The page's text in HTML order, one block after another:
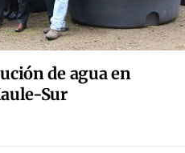
de agua en
Sur